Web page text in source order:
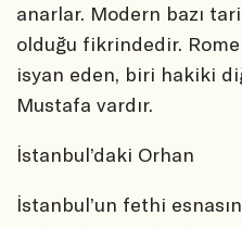
anarlar. Modern bazı
olduğu fikrindedir.
isyan eden, biri hakiki
Mustafa vardır.
İstanbul’daki Orhan
İstanbul’un fethi